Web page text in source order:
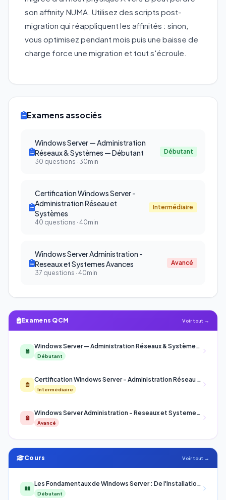
son affinity NUMA. Utilisez des scripts post-
migration qui réappliquent les affinités : sinon,
vous optimisez pendant mois puis une baisse de
charge force une migration et tout s'écroule.
Examens associés
Windows Server — Administration
Réseaux & Systèmes — Débutant
30 questions · 30min
Débutant
Certification Windows Server -
Administration Réseau et
Systèmes
40 questions · 40min
Intermédiaire
Windows Server Administration -
Reseaux et Systemes Avances
37 questions · 40min
Avancé
Examens QCM Voir tout →
Windows Server — Administration Réseaux & Systèmes — Débutant
Débutant
Certification Windows Server - Administration Réseau et Systèmes
Intermédiaire
Windows Server Administration - Reseaux et Systemes Avances
Avancé
Cours Voir tout →
Les Fondamentaux de Windows Server : De l'Installation à la Gestion d'un Serveur Réseau
Débutant